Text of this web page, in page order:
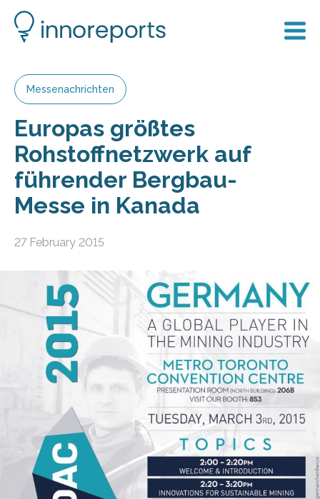
Messenachrichten
Europas größtes
Rohstoffnetzwerk auf
führender Bergbau-
Messe in Kanada
27 February 2015